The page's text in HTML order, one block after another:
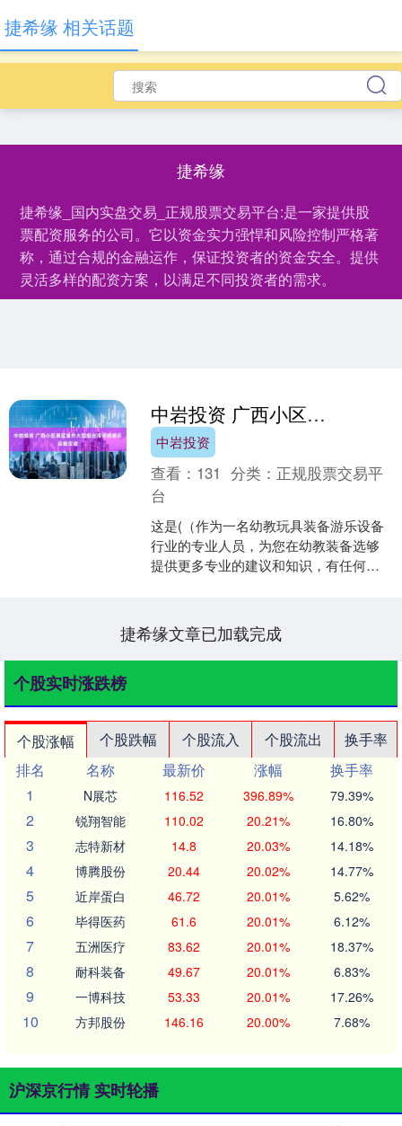
捷希缘
捷希缘_国内实盘交易_正规股票交易平台:是一家提供股
票配资服务的公司。它以资金实力强悍和风险控制严格著
称，通过合规的金融运作，保证投资者的资金安全。提供
灵活多样的配资方案，以满足不同投资者的需求。
捷希缘 相关话题
中岩投资 广西小区景区室外大型组合滑滑梯游乐设备定做
中岩投资
查看： 131 分类： 正规股票交易平
台
这是(（作为一名幼教玩具装备游乐设备
行业的专业人员，为您在幼教装备选够
提供更多专业的建议和知识，有任何需
捷希缘文章已加载完成
个股实时涨跌榜
个股涨幅 个股跌幅 个股流入 个股流出
换手率
排名
名称 最新价 涨幅
换手率
1
N展芯 116.52 396.89% 79.39%
2 锐翔智能 110.02 20.21% 16.80%
3 志特新材 14.8 20.03% 14.18%
4 博腾股份 20.44 20.02% 14.77%
5 近岸蛋白 46.72 20.01% 5.62%
6 毕得医药 61.6 20.01% 6.12%
7 五洲医疗 83.62 20.01% 18.37%
8 耐科装备 49.67 20.01% 6.83%
9 一博科技 53.33 20.01% 17.26%
10 方邦股份 146.16 20.00% 7.68%
沪深京行情 实时轮播